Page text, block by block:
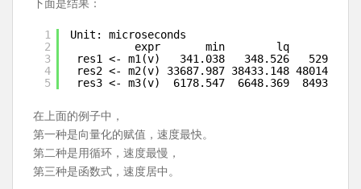
1
2
3
4
5
Unit: microseconds
expr       min        lq
res1 <- m1(v)   341.038   348.526
res2 <- m2(v) 33687.987 38433.148
res3 <- m3(v)  6178.547  6648.369
在上面的例子中，
第一种是向量化的赋值，速度最快。
第二种是用循环，速度最慢，
第三种是函数式，速度居中。